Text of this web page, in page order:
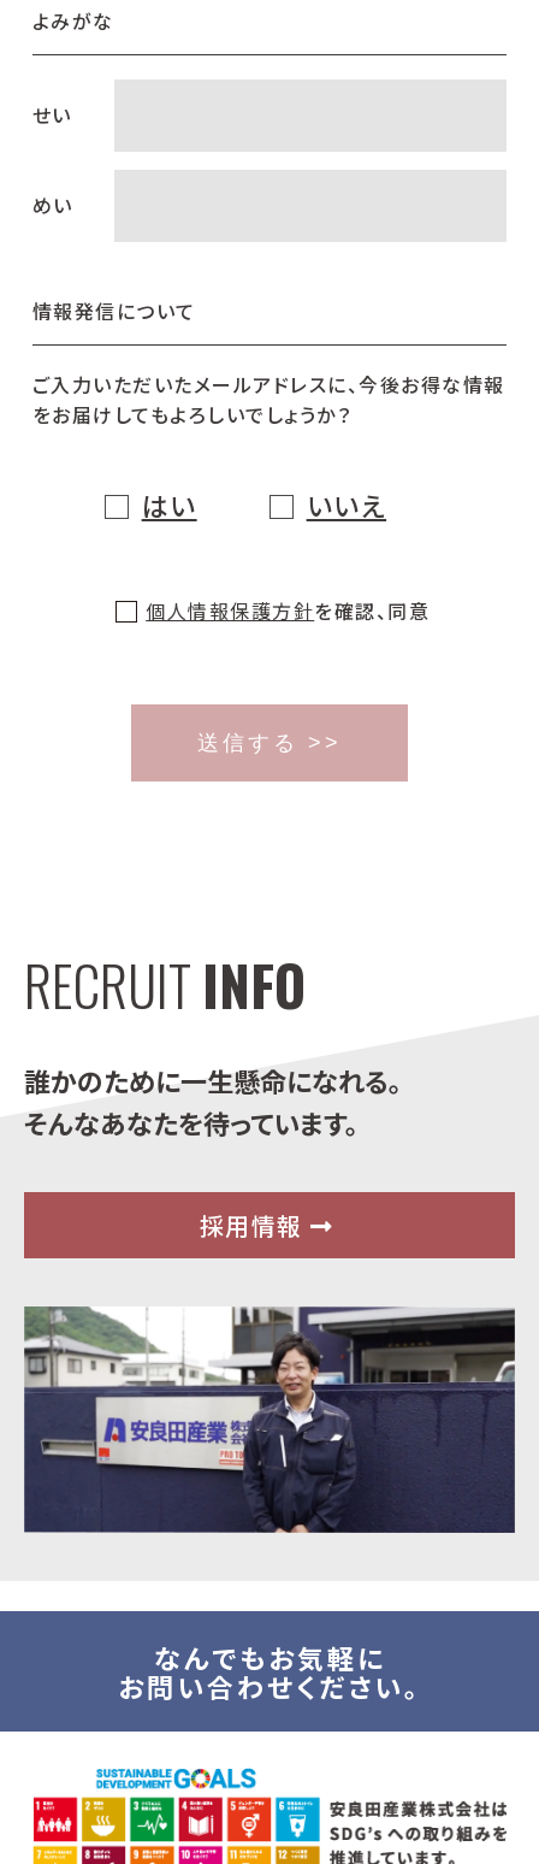
よみがな
せい
めい
情報発信について
ご入力いただいたメールアドレスに、今後お得な情報
をお届けしてもよろしいでしょうか？
はい いいえ
個人情報保護方針を確認、同意
RECRUITINFO
誰かのために一生懸命になれる。
そんなあなたを待っています。
採用情報
なんでもお気軽に
お問い合わせください。